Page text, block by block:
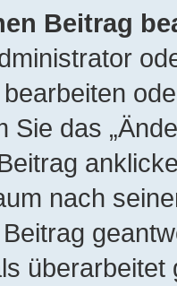
Beitrag
Sie das
nach